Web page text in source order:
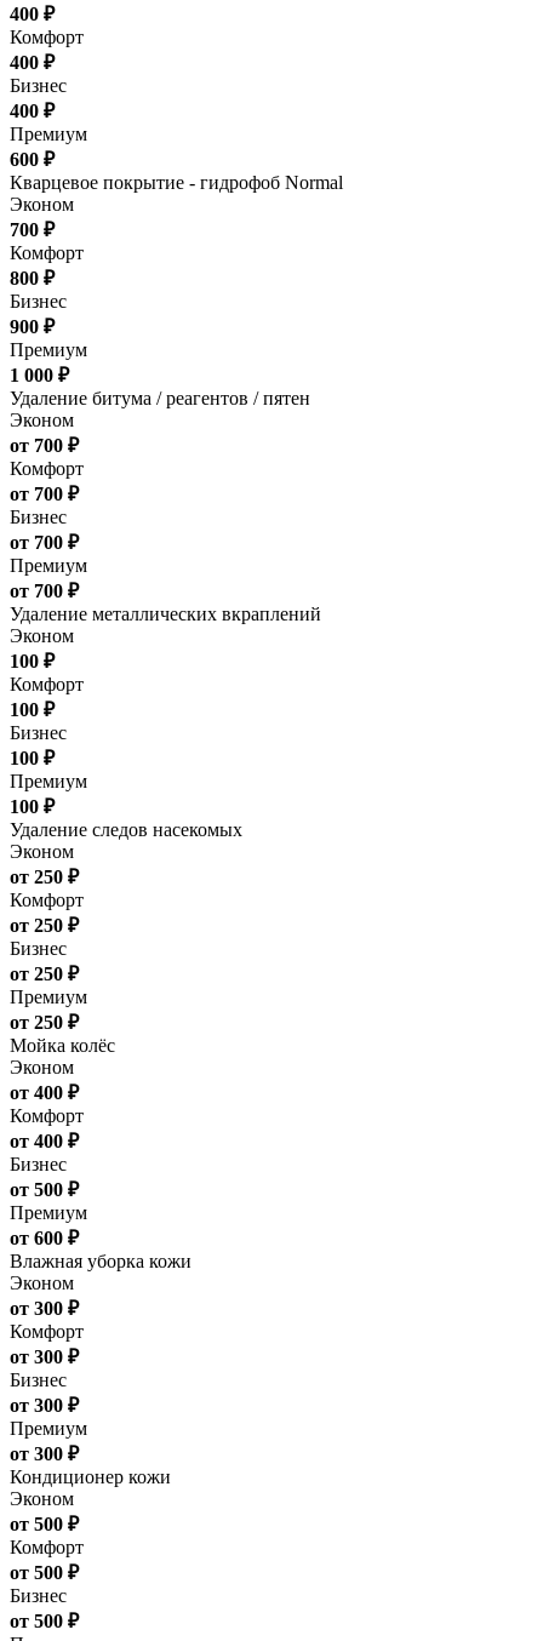
400 ₽
Комфорт
400 ₽
Бизнес
400 ₽
Премиум
600 ₽
Кварцевое покрытие - гидрофоб Normal
Эконом
700 ₽
Комфорт
800 ₽
Бизнес
900 ₽
Премиум
1 000 ₽
Удаление битума / реагентов / пятен
Эконом
от 700 ₽
Комфорт
от 700 ₽
Бизнес
от 700 ₽
Премиум
от 700 ₽
Удаление металлических вкраплений
Эконом
100 ₽
Комфорт
100 ₽
Бизнес
100 ₽
Премиум
100 ₽
Удаление следов насекомых
Эконом
от 250 ₽
Комфорт
от 250 ₽
Бизнес
от 250 ₽
Премиум
от 250 ₽
Мойка колёс
Эконом
от 400 ₽
Комфорт
от 400 ₽
Бизнес
от 500 ₽
Премиум
от 600 ₽
Влажная уборка кожи
Эконом
от 300 ₽
Комфорт
от 300 ₽
Бизнес
от 300 ₽
Премиум
от 300 ₽
Кондиционер кожи
Эконом
от 500 ₽
Комфорт
от 500 ₽
Бизнес
от 500 ₽